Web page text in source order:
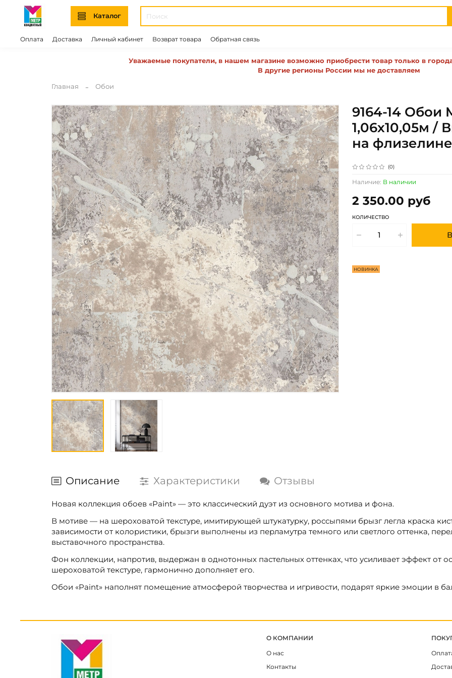
Каталог
Оплата Доставка Личный кабинет Возврат товара Обратная связь
Уважаемые покупатели, в нашем магазине возможно приобрести товар только в
В другие регионы России мы не доставляем
Главная
Обои
(0)
Наличие: В наличии
НОВИНКА
9164-14 Обои
1,06х10,05м /
на флизелине
2 350.00 руб
КОЛИЧЕСТВО
Описание Характеристики Отзывы
Новая коллекция обоев «Paint» — это классический дуэт из основного мотива и фона.
В мотиве — на шероховатой текстуре, имитирующей штукатурку, россыпями брызг легла краска
зависимости от колористики, брызги выполнены из перламутра темного или светлого оттенка,
выставочного пространства.
Фон коллекции, напротив, выдержан в однотонных пастельных оттенках, что усиливает эффект от
шероховатой текстуре, гармонично дополняет его.
Обои «Paint» наполнят помещение атмосферой творчества и игривости, подарят яркие эмоции в
О КОМПАНИИ
О нас
Контакты